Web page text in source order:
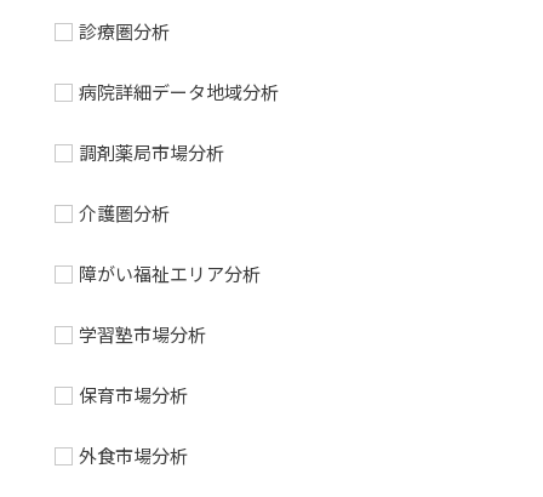
診療圏分析
病院詳細データ地域分析
調剤薬局市場分析
介護圏分析
障がい福祉エリア分析
学習塾市場分析
保育市場分析
外食市場分析